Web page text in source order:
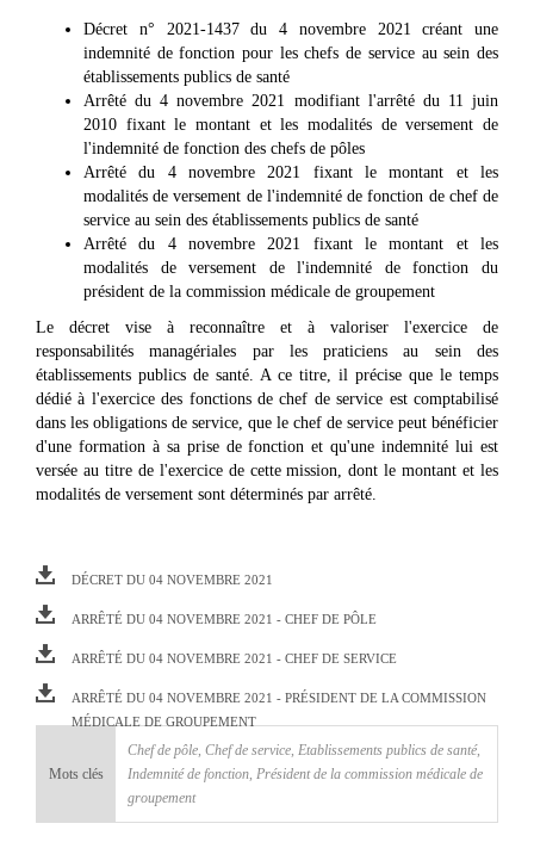
Décret n° 2021-1437 du 4 novembre 2021 créant une
indemnité de fonction pour les chefs de service au sein des
établissements publics de santé
Arrêté du 4 novembre 2021 modifiant l'arrêté du 11 juin
2010 fixant le montant et les modalités de versement de
l'indemnité de fonction des chefs de pôles
Arrêté du 4 novembre 2021 fixant le montant et les
modalités de versement de l'indemnité de fonction de chef de
service au sein des établissements publics de santé
Arrêté du 4 novembre 2021 fixant le montant et les
modalités de versement de l'indemnité de fonction du
président de la commission médicale de groupement
Le décret vise à reconnaître et à valoriser l'exercice de
responsabilités managériales par les praticiens au sein des
établissements publics de santé. A ce titre, il précise que le temps
dédié à l'exercice des fonctions de chef de service est comptabilisé
dans les obligations de service, que le chef de service peut bénéficier
d'une formation à sa prise de fonction et qu'une indemnité lui est
versée au titre de l'exercice de cette mission, dont le montant et les
modalités de versement sont déterminés par arrêté.
DÉCRET DU 04 NOVEMBRE 2021
ARRÊTÉ DU 04 NOVEMBRE 2021 - CHEF DE PÔLE
ARRÊTÉ DU 04 NOVEMBRE 2021 - CHEF DE SERVICE
ARRÊTÉ DU 04 NOVEMBRE 2021 - PRÉSIDENT DE LA COMMISSION
MÉDICALE DE GROUPEMENT
Mots clés
Chef de pôle Chef de service Etablissements publics de santé,
Indemnité de fonction Président de la commission médicale de
groupement